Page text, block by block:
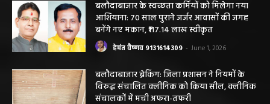
आशियाना: 70 साल पुराने जर्जर आवासों की जगह
बनेंगे नए मकान, ₹117.14 लाख स्वीकृत
हेमंत वैष्णव 9131614309
बलौदाबाजार ब्रेकिंग: जिला प्रशासन ने नियमों के
विरुद्ध संचालित क्लीनिक को किया सील, क्लीनिक
संचालकों में मची अफरा-तफरी